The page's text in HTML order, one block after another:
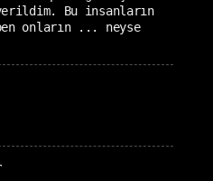
Bu insanların
onların ... neyse